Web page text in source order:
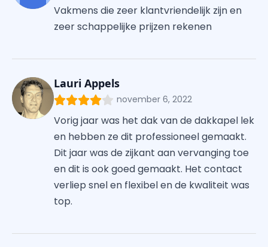
Vakmens die zeer klantvriendelijk zijn en
zeer schappelijke prijzen rekenen
Lauri Appels
november 6, 2022
Vorig jaar was het dak van de dakkapel lek
en hebben ze dit professioneel gemaakt.
Dit jaar was de zijkant aan vervanging toe
en dit is ook goed gemaakt. Het contact
verliep snel en flexibel en de kwaliteit was
top.